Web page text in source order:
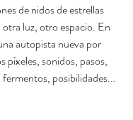
de nidos de estrellas
luz, otro espacio. En
autopista nueva por
píxeles, sonidos, pasos,
posibilidades...